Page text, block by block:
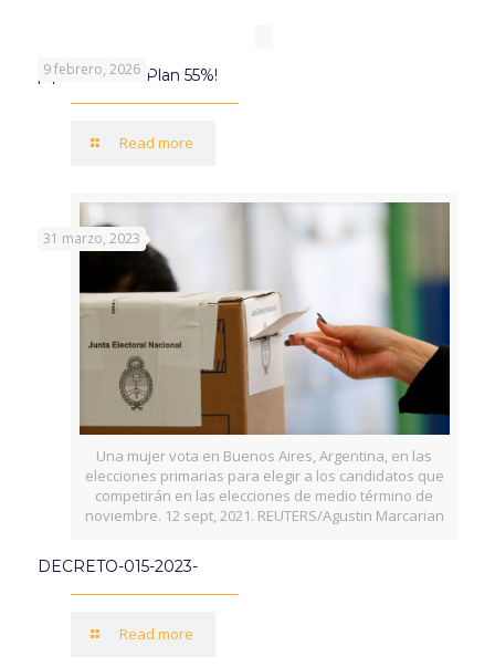
9 febrero, 2026
¡Aprovechá el Plan 55%!
Read more
Una mujer vota en Buenos Aires, Argentina, en las
elecciones primarias para elegir a los candidatos que
competirán en las elecciones de medio término de
noviembre. 12 sept, 2021. REUTERS/Agustin Marcarian
31 marzo, 2023
DECRETO-015-2023-
Read more